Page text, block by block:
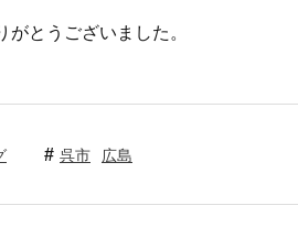
がとうございました。
呉市 広島